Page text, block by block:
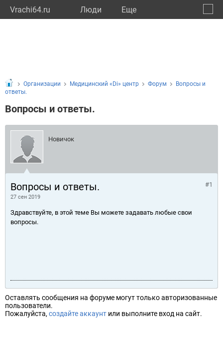
Vrachi64.ru Люди Eще
Организации Медицинский «Di» центр Форум
Вопросы и
ответы.
Вопросы и ответы.
Новичок
Вопросы и ответы.
27 сен 2019
#1
Здравствуйте, в этой теме Вы можете задавать любые свои
вопросы.
Оставлять сообщения на форуме могут только авторизованные
пользователи.
Пожалуйста, создайте аккаунт или выполните вход на сайт.